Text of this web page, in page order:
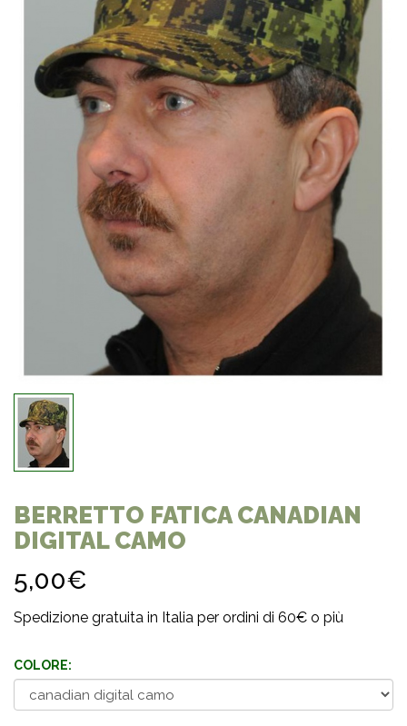
BERRETTO FATICA CANADIAN
DIGITAL CAMO
5,00€
Spedizione gratuita in Italia per ordini di 60€ o più
COLORE: